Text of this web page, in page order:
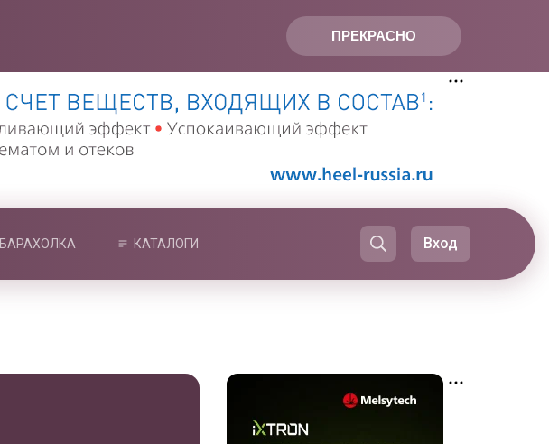
ПРЕКРАСНО
БАРАХОЛКА КАТАЛОГИ Вход